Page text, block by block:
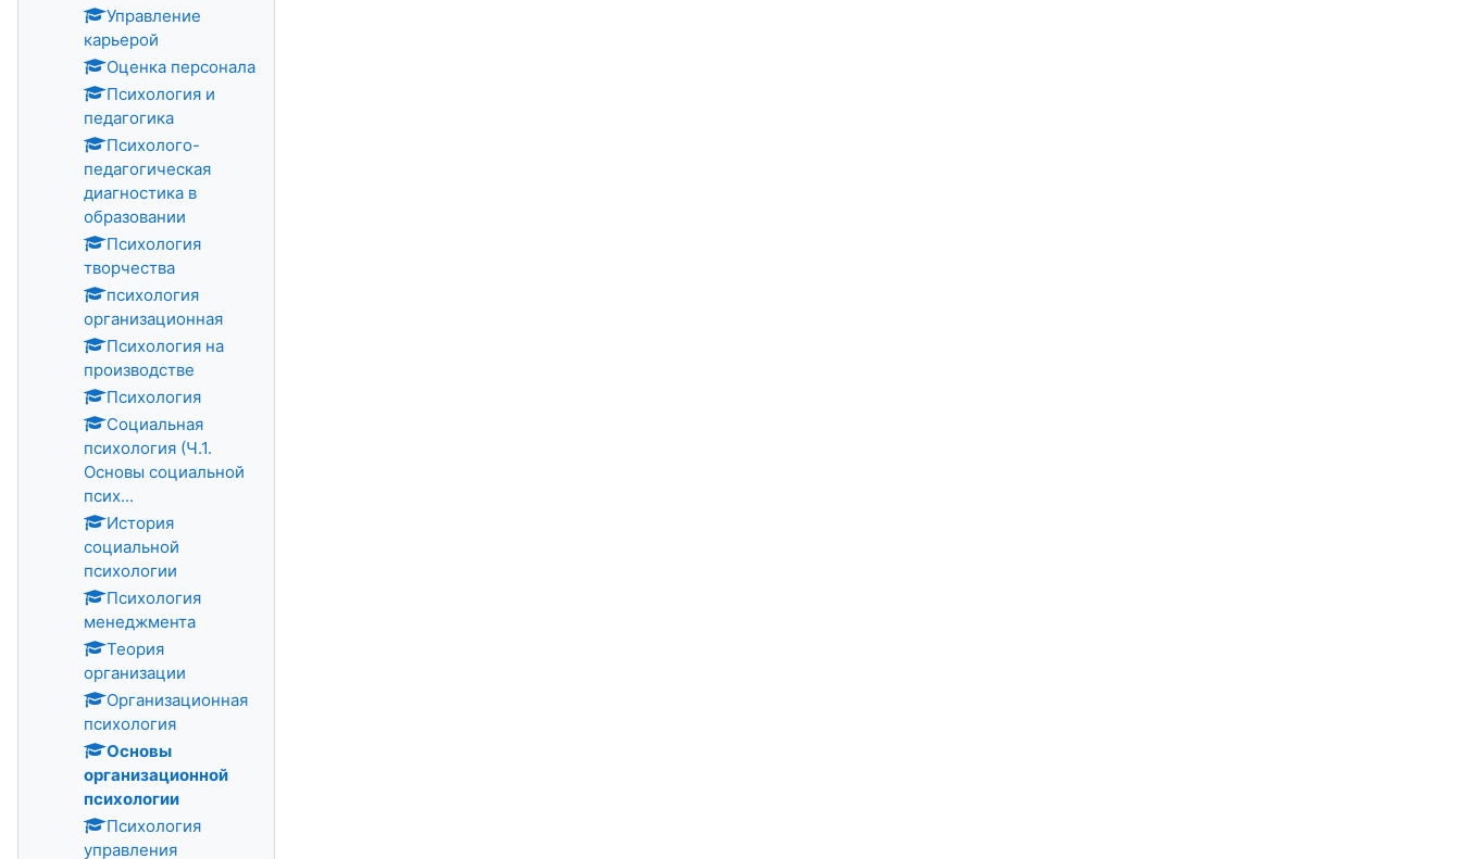
Управление
карьерой
Оценка персонала
Психология и
педагогика
Психолого-
педагогическая
диагностика в
образовании
Психология
творчества
психология
организационная
Психология на
производстве
Психология
Социальная
психология (Ч.1.
Основы социальной
псих...
История
социальной
психологии
Психология
менеджмента
Теория
организации
Организационная
психология
Основы
организационной
психологии
Психология
управления